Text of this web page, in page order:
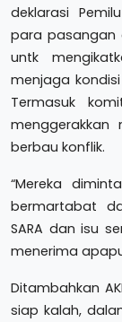
deklarasi
para pasangan
untk
menjaga
Termasuk
berbau konflik.
“Mereka
bermartabat
SARA dan isu
menerima
Ditambahkan
siap kalah,